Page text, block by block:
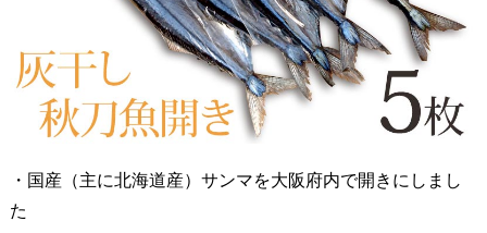
・国産（主に北海道産）サンマを大阪府内で開きにしまし
た